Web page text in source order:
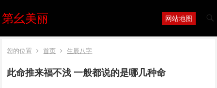
第幺美丽 网站地图
您的位置 首页 生辰八字
此命推来福不浅 一般都说的是哪几种命